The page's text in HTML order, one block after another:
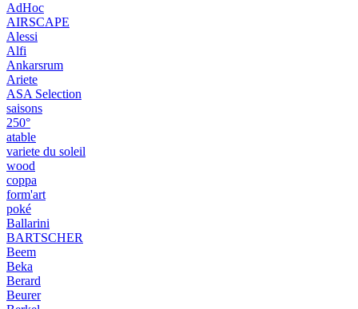
AdHoc
AIRSCAPE
Alessi
Alfi
Ankarsrum
Ariete
ASA Selection
saisons
250°
atable
variete du soleil
wood
coppa
form'art
poké
Ballarini
BARTSCHER
Beem
Beka
Berard
Beurer